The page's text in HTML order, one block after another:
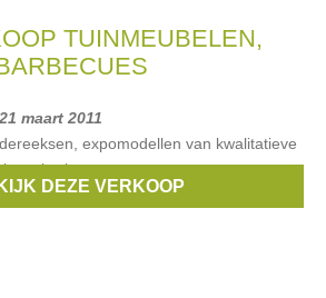
TUINMEUBELEN,
maart 2011
expomodellen van kwalitatieve
en barbecues.
Botania, Tribu,Manutti
DEZE VERKOOP